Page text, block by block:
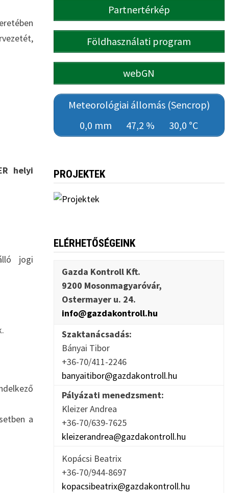
helyi
jogi
a
Partnertérkép
Földhasználati program
webGN
Meteorológiai állomás (Sencrop)
0,0 mm
47,2 % 30,0 °C
PROJEKTEK
ELÉRHETŐSÉGEINK
Gazda Kontroll Kft.
9200 Mosonmagyaróvár,
Ostermayer u. 24.
info@gazdakontroll.hu
Szaktanácsadás:
Bányai Tibor
+36-70/411-2246
banyaitibor@gazdakontroll.hu
Pályázati menedzsment:
Kleizer Andrea
+36-70/639-7625
kleizerandrea@gazdakontroll.hu
Kopácsi Beatrix
+36-70/944-8697
kopacsibeatrix@gazdakontroll.hu